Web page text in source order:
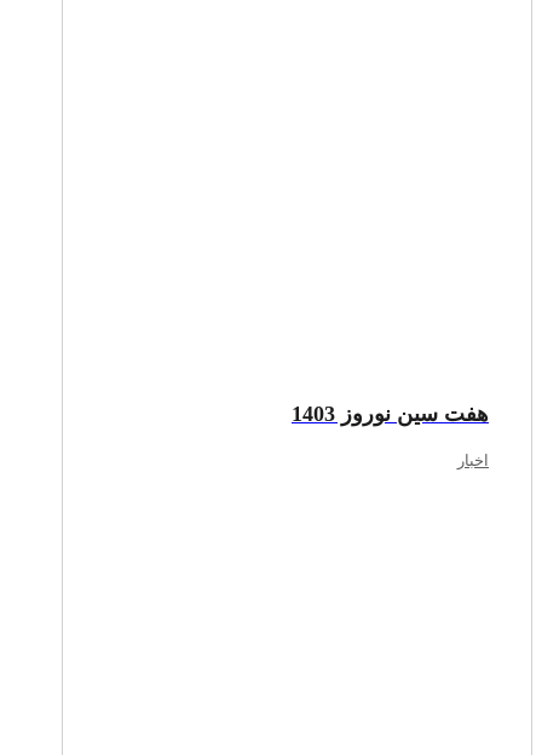
هفت سین نوروز 1403
اخبار